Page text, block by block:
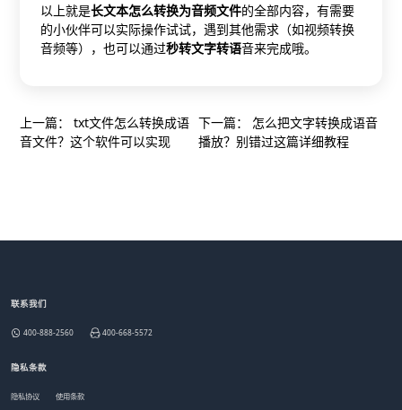
以上就是长文本怎么转换为音频文件的全部内容，有需要
的小伙伴可以实际操作试试，遇到其他需求（如视频转换
音频等），也可以通过秒转文字转语音来完成哦。
上一篇：
txt文件怎么转换成语
音文件？这个软件可以实现
下一篇：
怎么把文字转换成语音
播放？别错过这篇详细教程
联系我们
400-888-2560 400-668-5572
隐私条款
隐私协议 使用条款